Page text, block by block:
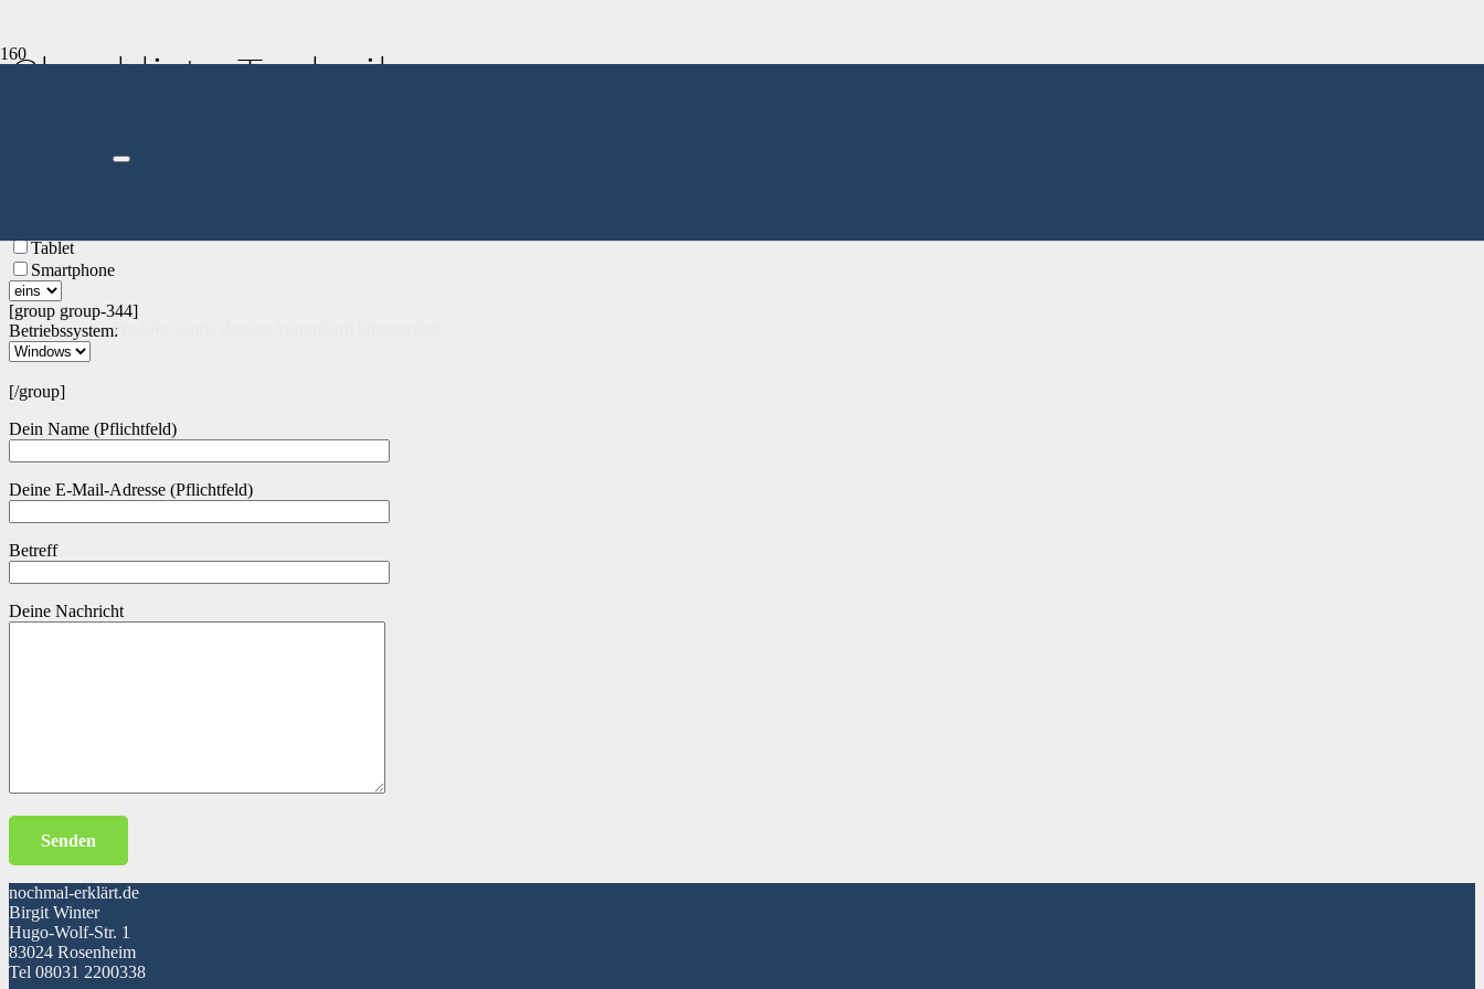
Produkt
Checkliste Technik
Tablet
Smartphone
[group group-344]
Betriebssystem:
[/group]
Dein Name (Pflichtfeld)
Deine E-Mail-Adresse (Pflichtfeld)
Betreff
Deine Nachricht
nochmal-erklärt.de
Birgit Winter
Hugo-Wolf-Str. 1
83024 Rosenheim
Tel 08031 2200338